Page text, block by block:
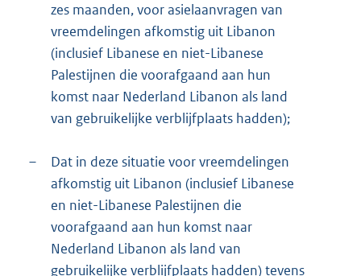
zes maanden, voor asielaanvragen van
vreemdelingen afkomstig uit Libanon
(inclusief Libanese en niet-Libanese
Palestijnen die voorafgaand aan hun
komst naar Nederland Libanon als land
van gebruikelijke verblijfplaats hadden);
–
Dat in deze situatie voor vreemdelingen
afkomstig uit Libanon (inclusief Libanese
en niet-Libanese Palestijnen die
voorafgaand aan hun komst naar
Nederland Libanon als land van
gebruikelijke verblijfplaats hadden) tevens